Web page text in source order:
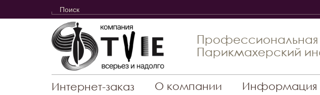
Профессиональная
Парикмахерский
Интернет-заказ О компании Информация